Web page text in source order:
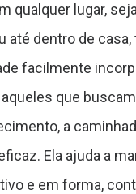
qualquer lugar,
até dentro de
facilmente
aqueles que
a
Ela ajuda a
e em forma,